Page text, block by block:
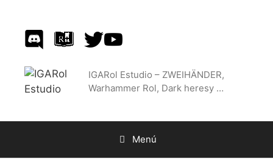
contenido
IGARol Estudio – ZWEIHÄNDER,
Warhammer Rol, Dark heresy …
Menú